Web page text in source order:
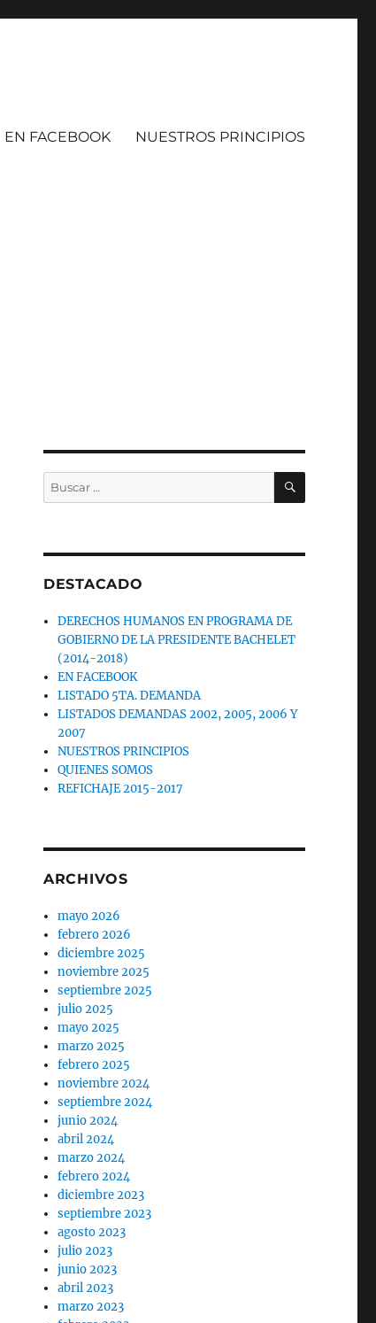
EN FACEBOOK NUESTROS PRINCIPIOS
Buscar
por:
BUSCAR
DESTACADO
DERECHOS HUMANOS EN PROGRAMA DE
GOBIERNO DE LA PRESIDENTE BACHELET
(2014-2018)
EN FACEBOOK
LISTADO 5TA. DEMANDA
LISTADOS DEMANDAS 2002, 2005, 2006 Y
2007
NUESTROS PRINCIPIOS
QUIENES SOMOS
REFICHAJE 2015-2017
ARCHIVOS
mayo 2026
febrero 2026
diciembre 2025
noviembre 2025
septiembre 2025
julio 2025
mayo 2025
marzo 2025
febrero 2025
noviembre 2024
septiembre 2024
junio 2024
abril 2024
marzo 2024
febrero 2024
diciembre 2023
septiembre 2023
agosto 2023
julio 2023
junio 2023
abril 2023
marzo 2023